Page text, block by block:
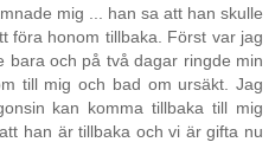
mig ... han sa att han skulle
föra honom tillbaka. Först var jag
bara och på två dagar ringde min
till mig och bad om ursäkt. Jag
kan komma tillbaka till mig
han är tillbaka och vi är gifta nu